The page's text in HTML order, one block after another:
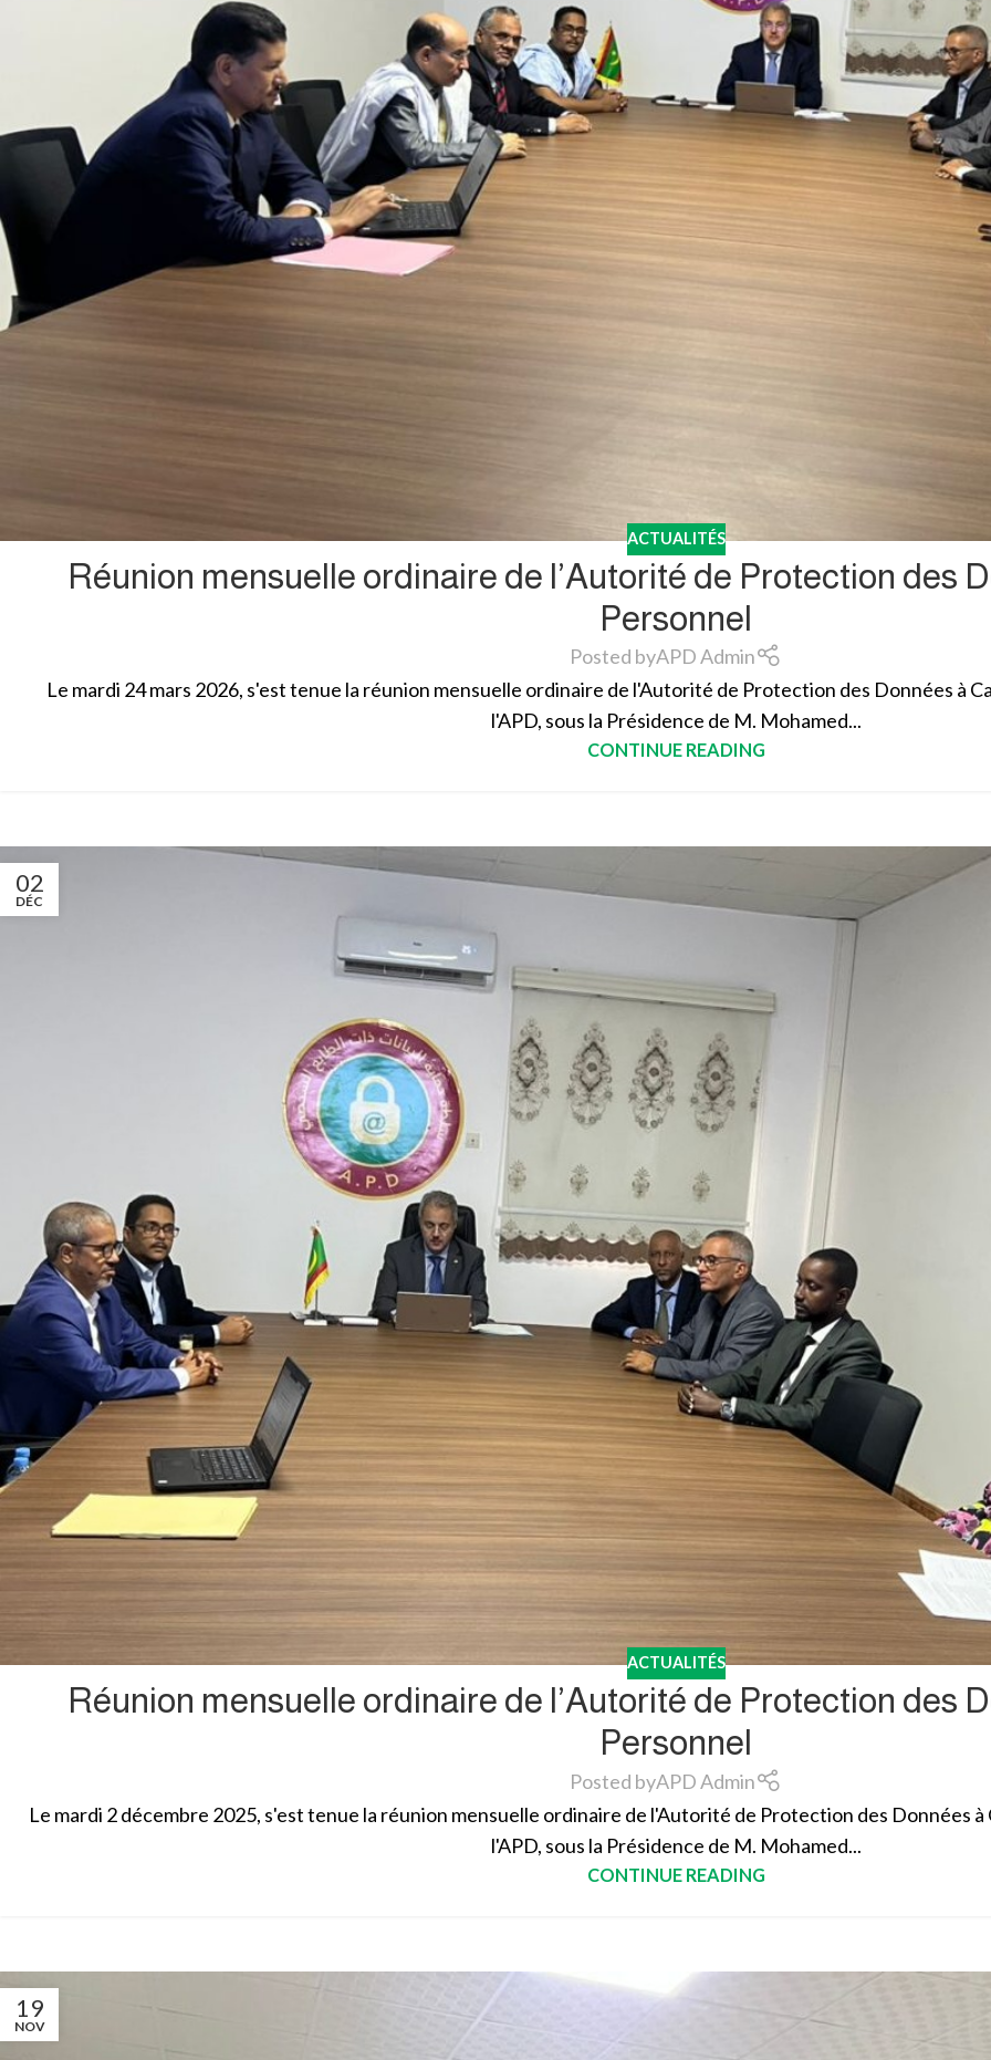
ACTUALITÉS
Réunion mensuelle ordinaire de l’Autorité de Protection des
Personnel
Posted byAPD Admin
Le mardi 24 mars 2026, s'est tenue la réunion mensuelle ordinaire de l'Autorité de Protection des Données à
l'APD, sous la Présidence de M. Mohamed...
CONTINUE READING
02
DÉC
ACTUALITÉS
Réunion mensuelle ordinaire de l’Autorité de Protection des
Personnel
Posted byAPD Admin
Le mardi 2 décembre 2025, s'est tenue la réunion mensuelle ordinaire de l'Autorité de Protection des Données
l'APD, sous la Présidence de M. Mohamed...
CONTINUE READING
19
NOV